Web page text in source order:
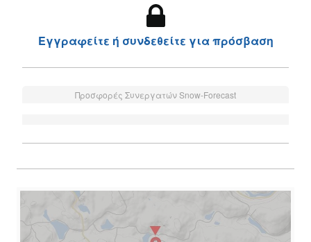
Εγγραφείτε ή συνδεθείτε για πρόσβαση
Προσφορές Συνεργατών Snow-Forecast